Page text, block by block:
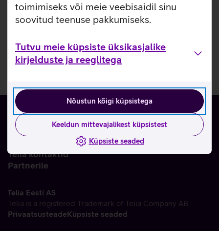
toimimiseks või meie veebisaidil sinu
soovitud teenuse pakkumiseks.
Tutvu meie küpsiste üksikasjalike
kirjelduste ja reeglitega
Nõustun kõigi küpsistega
Keeldun mittevajalikest küpsistest
Küpsiste seaded
Telia kontaktid
Partnerile
Telia Eesti AS
Telia is a registered Trademark of Telia Company AB
PrivaatsusteadeKüpsiste seaded